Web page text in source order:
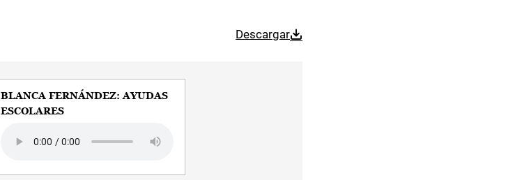
Descargar
BLANCA FERNÁNDEZ: AYUDAS
ESCOLARES